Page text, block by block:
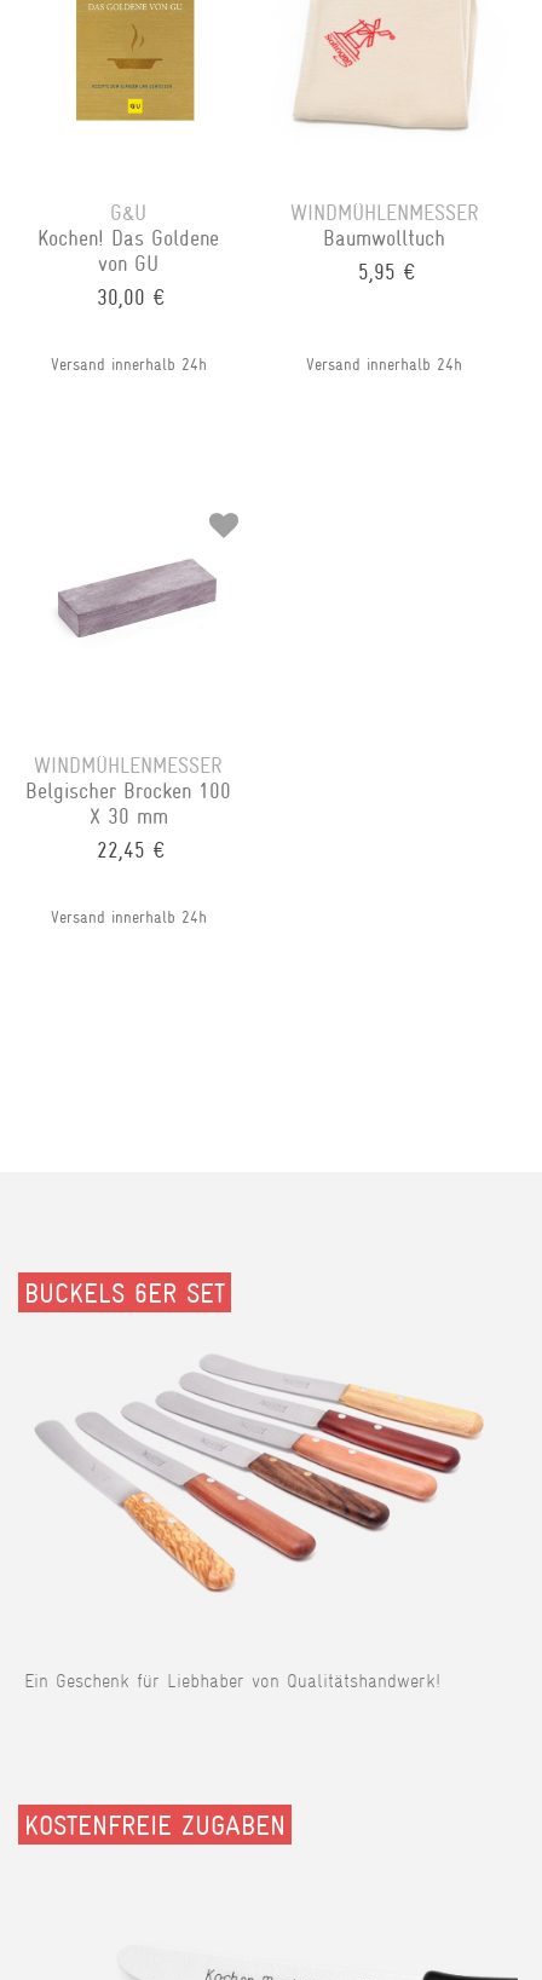
G&U
Kochen! Das Goldene
von GU
30,00 €
Versand innerhalb 24h
WINDMÜHLENMESSER
Baumwolltuch
5,95 €
Versand innerhalb 24h
WINDMÜHLENMESSER
Belgischer Brocken 100
X 30 mm
22,45 €
Versand innerhalb 24h
BUCKELS 6ER SET
Ein Geschenk für Liebhaber von Qualitätshandwerk!
KOSTENFREIE ZUGABEN